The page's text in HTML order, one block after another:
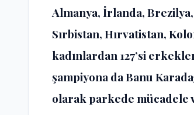
Almanya, İrlanda,
Sırbistan, Hırvatistan,
kadınlardan 127’si
şampiyona da Banu
olarak parkede mücadele